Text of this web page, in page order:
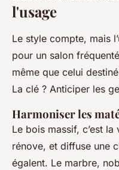
l'usage
Le style compte, mais
pour un salon
même que celui
La clé ? Anticiper les
Harmoniser les
Le bois massif, c’est
rénove, et diffuse une
égalent. Le marbre,